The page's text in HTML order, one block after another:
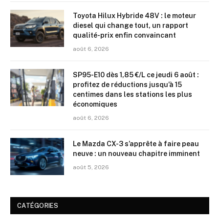
Toyota Hilux Hybride 48V : le moteur
diesel qui change tout, un rapport
qualité-prix enfin convaincant
août 6, 2026
SP95-E10 dès 1,85 €/L ce jeudi 6 août :
profitez de réductions jusqu’à 15
centimes dans les stations les plus
économiques
août 6, 2026
Le Mazda CX-3 s’apprête à faire peau
neuve : un nouveau chapitre imminent
août 5, 2026
CATÉGORIES